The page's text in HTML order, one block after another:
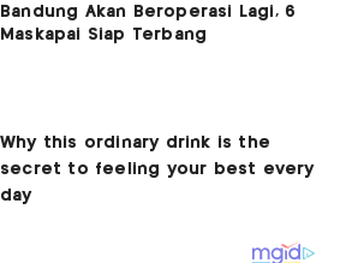
Bandung Akan Beroperasi Lagi, 6
Maskapai Siap Terbang